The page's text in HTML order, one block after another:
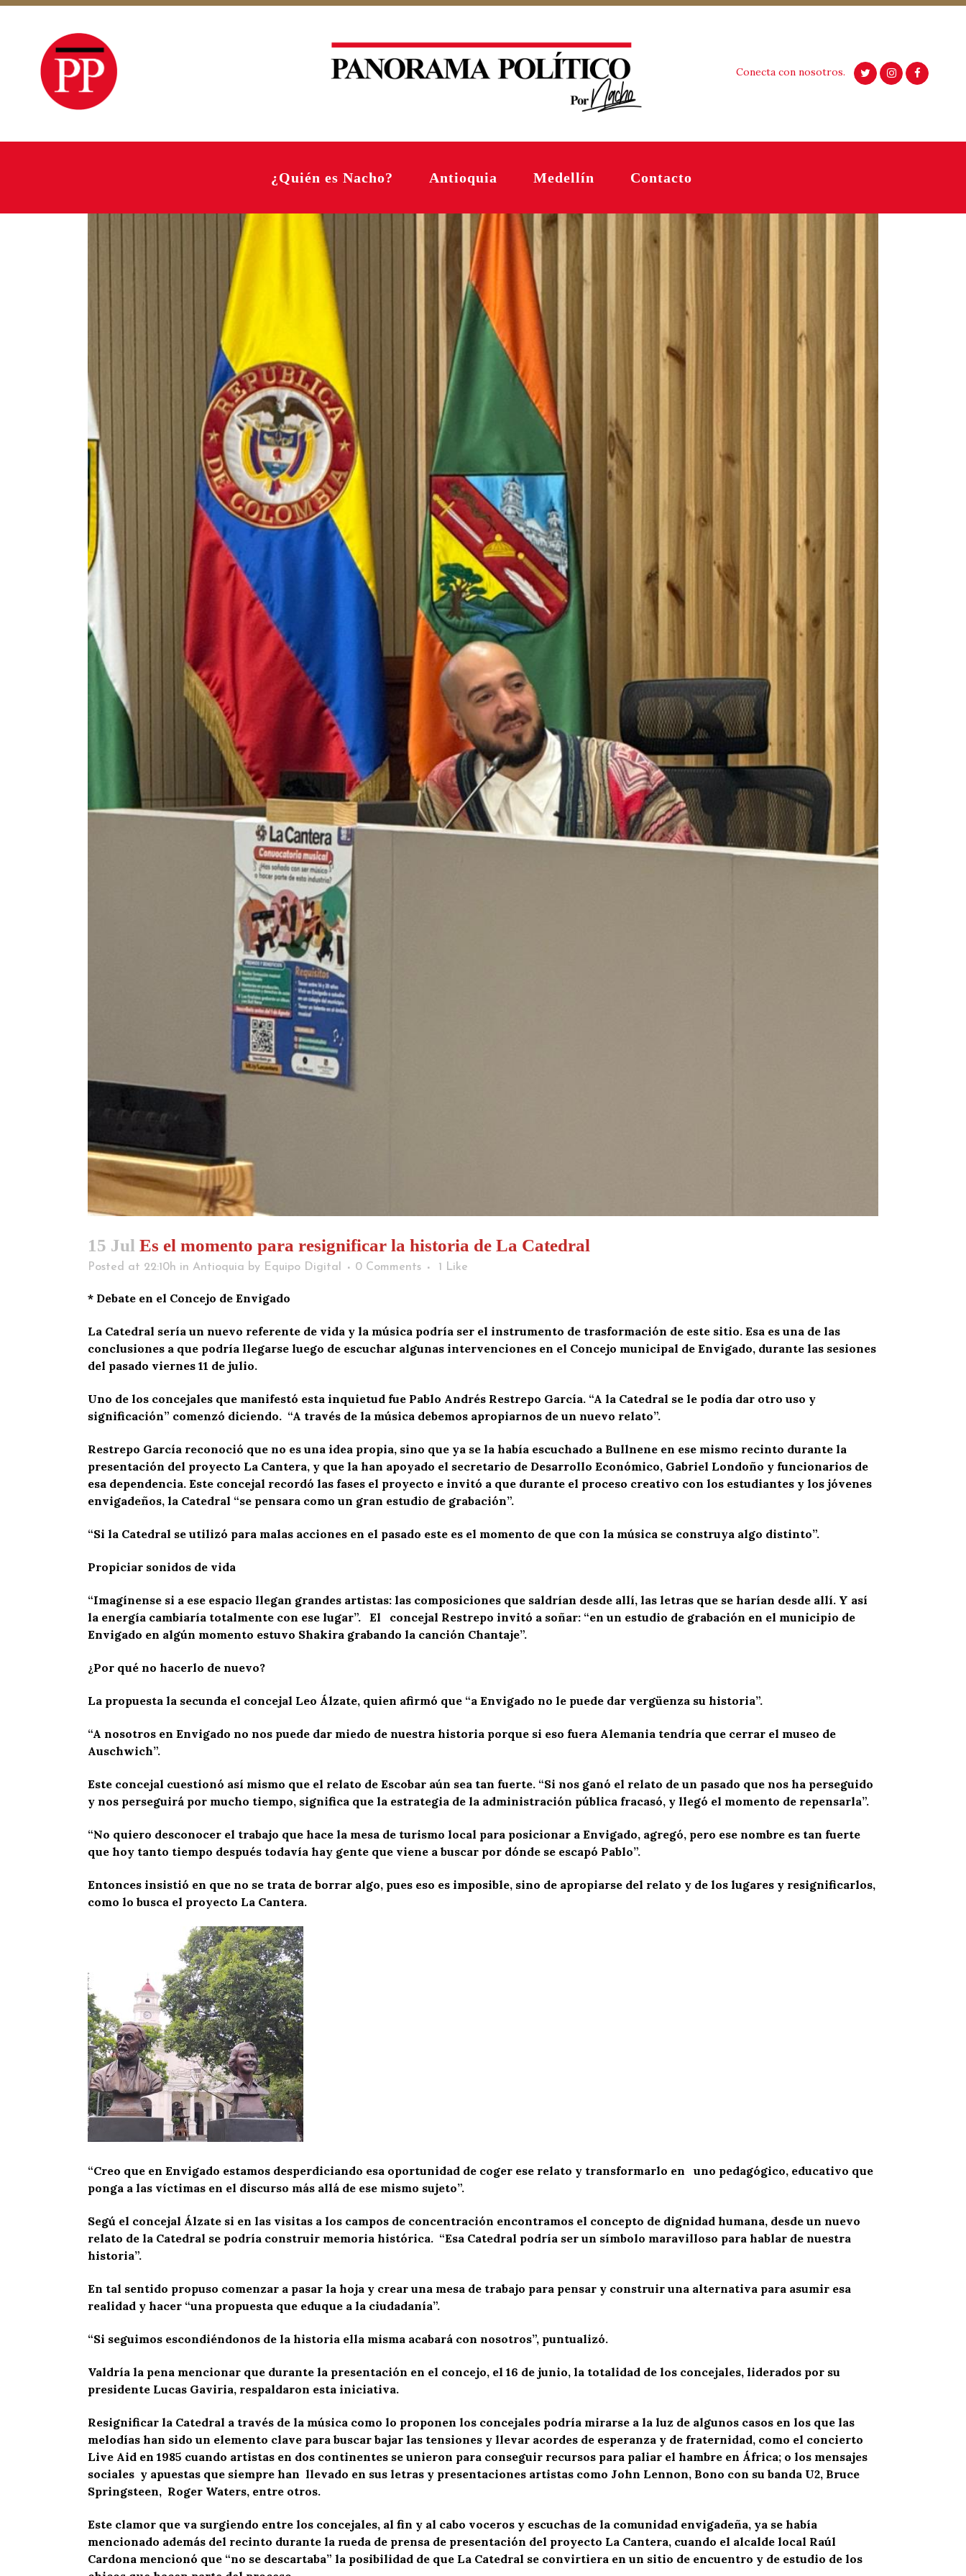
Conecta con nosotros.
¿Quién es Nacho? Antioquia Medellín Contacto
15 Jul Es el momento para resignificar la historia de La Catedral
Posted at 22:10h in Antioquia by Equipo Digital 0 Comments 1 Like
* Debate en el Concejo de Envigado
La Catedral sería un nuevo referente de vida y la música podría ser el instrumento de trasformación de este sitio. Esa es una de las
conclusiones a que podría llegarse luego de escuchar algunas intervenciones en el Concejo municipal de Envigado, durante las sesiones
del pasado viernes 11 de julio.
Uno de los concejales que manifestó esta inquietud fue Pablo Andrés Restrepo García. “A la Catedral se le podía dar otro uso y
significación” comenzó diciendo. “A través de la música debemos apropiarnos de un nuevo relato”.
Restrepo García reconoció que no es una idea propia, sino que ya se la había escuchado a Bullnene en ese mismo recinto durante la
presentación del proyecto La Cantera, y que la han apoyado el secretario de Desarrollo Económico, Gabriel Londoño y funcionarios de
esa dependencia. Este concejal recordó las fases el proyecto e invitó a que durante el proceso creativo con los estudiantes y los jóvenes
envigadeños, la Catedral “se pensara como un gran estudio de grabación”.
“Si la Catedral se utilizó para malas acciones en el pasado este es el momento de que con la música se construya algo distinto”.
Propiciar sonidos de vida
“Imagínense si a ese espacio llegan grandes artistas: las composiciones que saldrían desde allí, las letras que se harían desde allí. Y así
la energía cambiaría totalmente con ese lugar”. El concejal Restrepo invitó a soñar: “en un estudio de grabación en el municipio de
Envigado en algún momento estuvo Shakira grabando la canción Chantaje”.
¿Por qué no hacerlo de nuevo?
La propuesta la secunda el concejal Leo Álzate, quien afirmó que “a Envigado no le puede dar vergüenza su historia”.
“A nosotros en Envigado no nos puede dar miedo de nuestra historia porque si eso fuera Alemania tendría que cerrar el museo de
Auschwich”.
Este concejal cuestionó así mismo que el relato de Escobar aún sea tan fuerte. “Si nos ganó el relato de un pasado que nos ha perseguido
y nos perseguirá por mucho tiempo, significa que la estrategia de la administración pública fracasó, y llegó el momento de repensarla”.
“No quiero desconocer el trabajo que hace la mesa de turismo local para posicionar a Envigado, agregó, pero ese nombre es tan fuerte
que hoy tanto tiempo después todavía hay gente que viene a buscar por dónde se escapó Pablo”.
Entonces insistió en que no se trata de borrar algo, pues eso es imposible, sino de apropiarse del relato y de los lugares y resignificarlos,
como lo busca el proyecto La Cantera.
“Creo que en Envigado estamos desperdiciando esa oportunidad de coger ese relato y transformarlo en uno pedagógico, educativo que
ponga a las víctimas en el discurso más allá de ese mismo sujeto”.
Segú el concejal Álzate si en las visitas a los campos de concentración encontramos el concepto de dignidad humana, desde un nuevo
relato de la Catedral se podría construir memoria histórica. “Esa Catedral podría ser un símbolo maravilloso para hablar de nuestra
historia”.
En tal sentido propuso comenzar a pasar la hoja y crear una mesa de trabajo para pensar y construir una alternativa para asumir esa
realidad y hacer “una propuesta que eduque a la ciudadanía”.
“Si seguimos escondiéndonos de la historia ella misma acabará con nosotros”, puntualizó.
Valdría la pena mencionar que durante la presentación en el concejo, el 16 de junio, la totalidad de los concejales, liderados por su
presidente Lucas Gaviria, respaldaron esta iniciativa.
Resignificar la Catedral a través de la música como lo proponen los concejales podría mirarse a la luz de algunos casos en los que las
melodías han sido un elemento clave para buscar bajar las tensiones y llevar acordes de esperanza y de fraternidad, como el concierto
Live Aid en 1985 cuando artistas en dos continentes se unieron para conseguir recursos para paliar el hambre en África; o los mensajes
sociales y apuestas que siempre han llevado en sus letras y presentaciones artistas como John Lennon, Bono con su banda U2, Bruce
Springsteen, Roger Waters, entre otros.
Este clamor que va surgiendo entre los concejales, al fin y al cabo voceros y escuchas de la comunidad envigadeña, ya se había
mencionado además del recinto durante la rueda de prensa de presentación del proyecto La Cantera, cuando el alcalde local Raúl
Cardona mencionó que “no se descartaba” la posibilidad de que La Catedral se convirtiera en un sitio de encuentro y de estudio de los